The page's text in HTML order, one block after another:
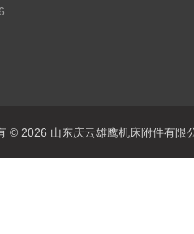
© 2026 山东庆云雄鹰机床附件有